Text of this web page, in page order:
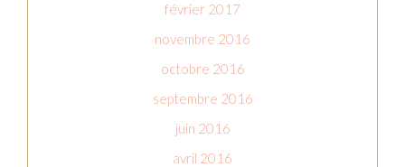
février 2017
novembre 2016
octobre 2016
septembre 2016
juin 2016
avril 2016